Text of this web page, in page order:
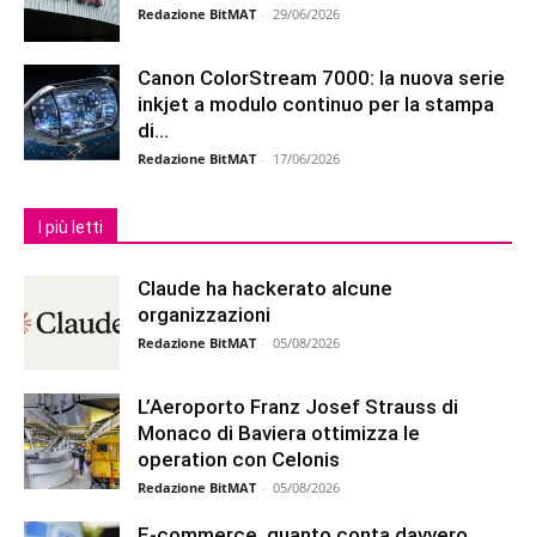
Redazione BitMAT - 29/06/2026
Canon ColorStream 7000: la nuova serie
inkjet a modulo continuo per la stampa
di...
Redazione BitMAT - 17/06/2026
I più letti
Claude ha hackerato alcune
organizzazioni
Redazione BitMAT - 05/08/2026
L’Aeroporto Franz Josef Strauss di
Monaco di Baviera ottimizza le
operation con Celonis
Redazione BitMAT - 05/08/2026